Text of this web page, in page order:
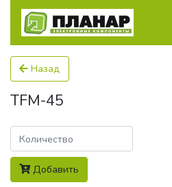
Назад
TFM-45
Количество
Добавить